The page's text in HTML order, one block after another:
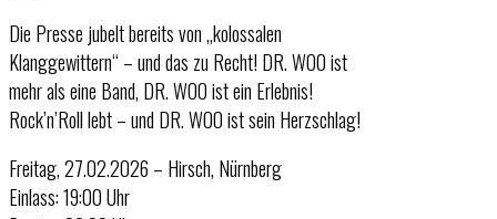
Die Presse jubelt bereits von „kolossalen
Klanggewittern“ – und das zu Recht! DR. WOO ist
mehr als eine Band, DR. WOO ist ein Erlebnis!
Rock’n’Roll lebt – und DR. WOO ist sein Herzschlag!
Freitag, 27.02.2026 – Hirsch, Nürnberg
Einlass: 19:00 Uhr